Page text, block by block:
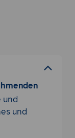
und
und